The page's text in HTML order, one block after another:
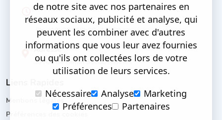
Ouverture
Lun - Ven
9h - 12h30 | 13h30 -17h30
Adresse
33 rue de Dinan 35000 Rennes
Liens Rapides
Mentions légales
Préférences des cookies
de notre site avec nos partenaires en
réseaux sociaux, publicité et analyse, qui
peuvent les combiner avec d'autres
informations que vous leur avez fournies
ou qu'ils ont collectées lors de votre
utilisation de leurs services.
Nécessaire
Analyse
Marketing
Préférences
Partenaires